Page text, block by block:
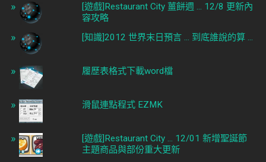
[遊戲]Restaurant City 薑餅週 ... 12/8 更新內
容攻略
[知識]2012 世界末日預言 ... 到底誰說的算 ...
履歷表格式下載word檔
滑鼠連點程式 EZMK
[遊戲]Restaurant City ... 12/01 新增聖誕節
主題商品與部份重大更新